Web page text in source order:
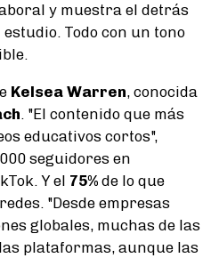
y muestra el detrás
Todo con un tono
Kelsea Warren, conocida
. "El contenido que más
educativos cortos",
seguidores en
Y el 75% de lo que
"Desde empresas
globales, muchas de las
plataformas, aunque las